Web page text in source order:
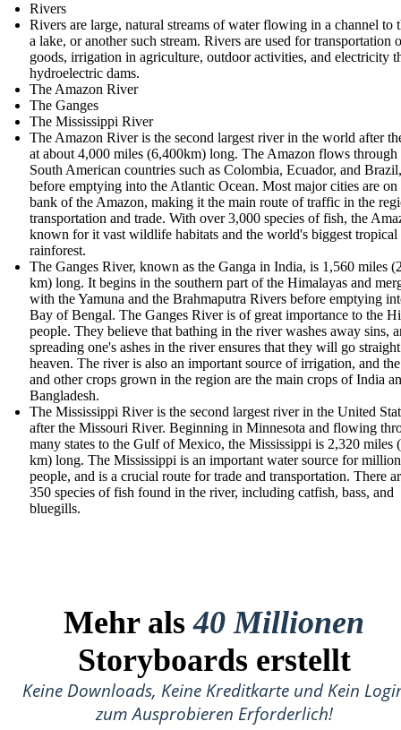
Rivers
Rivers are large, natural streams of water flowing in a channel to
a lake, or another such stream. Rivers are used for transportation
goods, irrigation in agriculture, outdoor activities, and electricity
hydroelectric dams.
The Amazon River
The Ganges
The Mississippi River
The Amazon River is the second largest river in the world after
at about 4,000 miles (6,400km) long. The Amazon flows through
South American countries such as Colombia, Ecuador, and Brazil,
before emptying into the Atlantic Ocean. Most major cities are on
bank of the Amazon, making it the main route of traffic in the
transportation and trade. With over 3,000 species of fish, the
known for it vast wildlife habitats and the world's biggest tropical
rainforest.
The Ganges River, known as the Ganga in India, is 1,560 miles
km) long. It begins in the southern part of the Himalayas and
with the Yamuna and the Brahmaputra Rivers before emptying
Bay of Bengal. The Ganges River is of great importance to the
people. They believe that bathing in the river washes away sins,
spreading one's ashes in the river ensures that they will go
heaven. The river is also an important source of irrigation, and
and other crops grown in the region are the main crops of India
Bangladesh.
The Mississippi River is the second largest river in the United
after the Missouri River. Beginning in Minnesota and flowing
many states to the Gulf of Mexico, the Mississippi is 2,320 miles
km) long. The Mississippi is an important water source for
people, and is a crucial route for trade and transportation. There
350 species of fish found in the river, including catfish, bass, and
bluegills.
Mehr als40 Millionen
Storyboards erstellt
Keine Downloads, Keine Kreditkarte und Kein
zum Ausprobieren Erforderlich!